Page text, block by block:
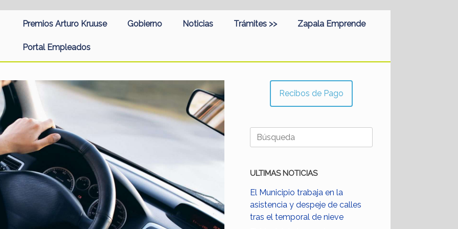
Premios Arturo Kruuse Gobierno Noticias Trámites >> Zapala Emprende
Portal Empleados
Recibos de Pago
Buscar:
ULTIMAS NOTICIAS
El Municipio trabaja en la
asistencia y despeje de calles
tras el temporal de nieve